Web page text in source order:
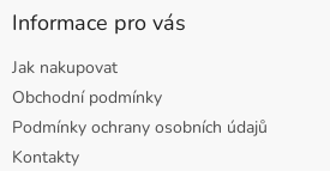
Informace pro vás
Jak nakupovat
Obchodní podmínky
Podmínky ochrany osobních údajů
Kontakty